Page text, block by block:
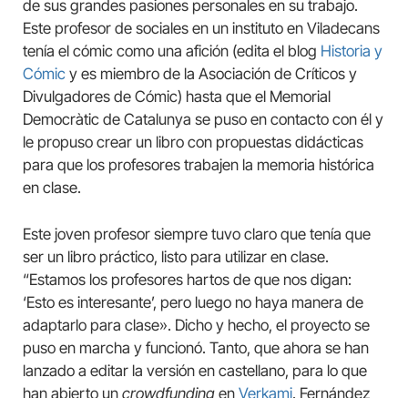
de sus grandes pasiones personales en su trabajo.
Este profesor de sociales en un instituto en Viladecans
tenía el cómic como una afición (edita el blog Historia y
Cómic y es miembro de la Asociación de Críticos y
Divulgadores de Cómic) hasta que el Memorial
Democràtic de Catalunya se puso en contacto con él y
le propuso crear un libro con propuestas didácticas
para que los profesores trabajen la memoria histórica
en clase.
Este joven profesor siempre tuvo claro que tenía que
ser un libro práctico, listo para utilizar en clase.
“Estamos los profesores hartos de que nos digan:
‘Esto es interesante’, pero luego no haya manera de
adaptarlo para clase». Dicho y hecho, el proyecto se
puso en marcha y funcionó. Tanto, que ahora se han
lanzado a editar la versión en castellano, para lo que
han abierto un crowdfunding en Verkami. Fernández